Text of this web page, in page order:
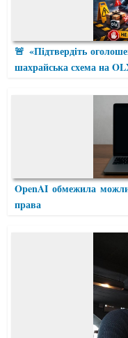
🚨 «Підтвердіть
шахрайська схема на
OpenAI обмежила
права